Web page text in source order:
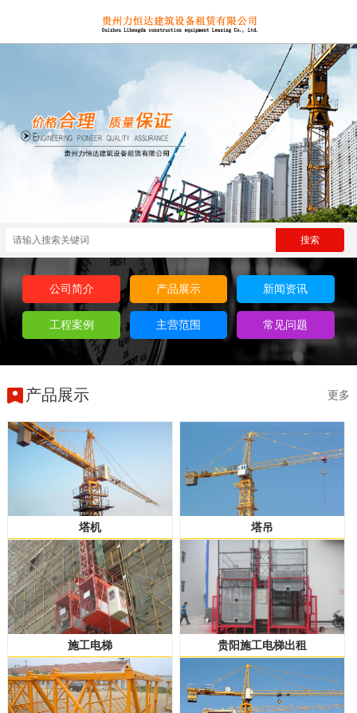
公司简介 产品展示 新闻资讯
工程案例 主营范围 常见问题
产品展示 更多
塔机 塔吊
施工电梯 贵阳施工电梯出租